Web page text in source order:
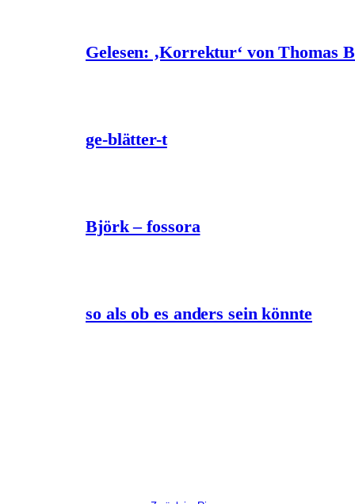
Gelesen: ‚Korrektur‘ von Thomas
ge-blätter-t
Björk – fossora
so als ob es anders sein könnte